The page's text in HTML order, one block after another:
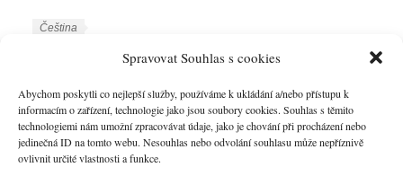
Spravovat Souhlas s cookies
Abychom poskytli co nejlepší služby, používáme k ukládání a/nebo přístupu k
informacím o zařízení, technologie jako jsou soubory cookies. Souhlas s těmito
technologiemi nám umožní zpracovávat údaje, jako je chování při procházení nebo
jedinečná ID na tomto webu. Nesouhlas nebo odvolání souhlasu může nepříznivě
ovlivnit určité vlastnosti a funkce.
W
C
a
t
e
k
y
Čeština
r
k
T
a
VÍCE